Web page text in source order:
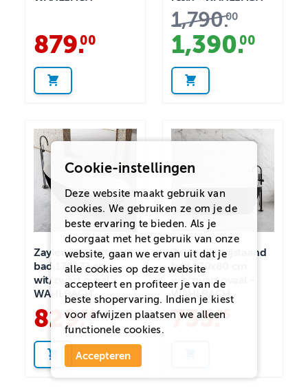
879.00
1,790.00
1,390.00
Zaylee BK Vrijstaand
bad 170x72 cm
wit/zwart ovaal -
WAHLBACH
829.50
Zelda BK Vrijstaand
bad 170x80 cm
wit/zwart ovaal -
WAHLBACH
733.95
Cookie-instellingen
Deze website maakt gebruik van
cookies. We gebruiken ze om je de
beste ervaring te bieden. Als je
doorgaat met het gebruik van onze
website, gaan we ervan uit dat je
alle cookies op deze website
accepteert en profiteer je van de
beste shopervaring. Indien je kiest
voor afwijzen plaatsen we alleen
functionele cookies.
Accepteren